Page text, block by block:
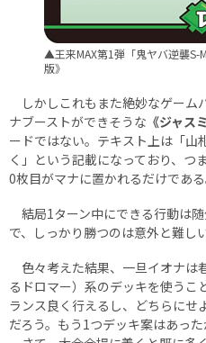
▲王来MAX第1弾「鬼ヤバ逆襲S-
版》
しかしこれもまた絶妙なゲーム
ナブーストができそうな 《ジャス
ードではない。テキスト上は「山
く」という記載になっており、つ
0枚目がマナに置かれるだけである
結局1ターン中にできる行動は
で、しっかり勝つのは意外と難し
色々考えた結果、一旦イオナは
るドロマー）系のデッキを使うこ
ランス良く行えるし、どちらにせ
だろう。もう1つデッキ案はあっ